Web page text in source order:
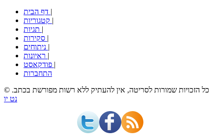
|
|
|
|
|
|
|
התחברות
© כל הזכויות שמורות לסריטה, אין להעתיק ללא רשות מפורשת בכתב.
נט יו